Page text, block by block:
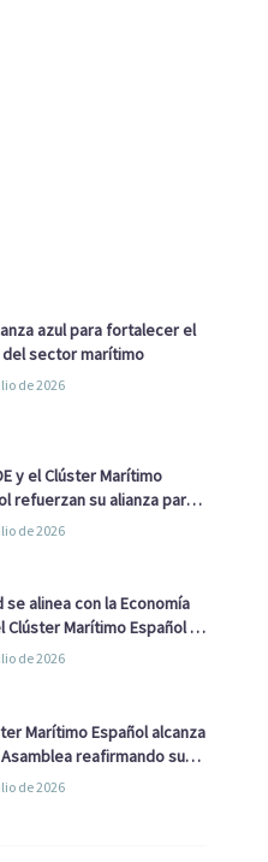
azul para fortalecer el
sector marítimo
de 2026
y el Clúster Marítimo
refuerzan su alianza para
una estrategia Nacional
de 2026
se alinea con la Economía
Clúster Marítimo Español y
Naval avanzan alianzas
de 2026
Marítimo Español alcanza
Asamblea reafirmando su
en la Economía Azul
de 2026